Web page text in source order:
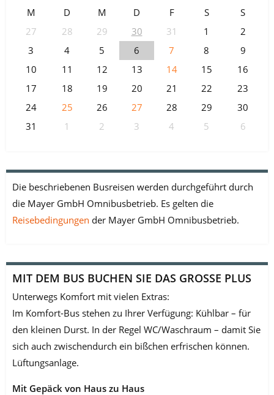
M D M D F S
S
27
28 29 30 31 1
2
3
4 5 6 7 8
9
10
11 12 13 14 15
16
17
18 19 20 21 22
23
24
25 26 27 28 29
30
31
1 2 3 4 5 6
Die beschriebenen Busreisen werden durchgeführt durch
die Mayer GmbH Omnibusbetrieb. Es gelten die
Reisebedingungen der Mayer GmbH Omnibusbetrieb.
MIT DEM BUS BUCHEN SIE DAS GROSSE PLUS
Unterwegs Komfort mit vielen Extras:
Im Komfort-Bus stehen zu Ihrer Verfügung: Kühlbar – für
den kleinen Durst. In der Regel WC/Waschraum – damit Sie
sich auch zwischendurch ein bißchen erfrischen kön­nen.
Lüftungsanlage.
Mit Gepäck von Haus zu Haus